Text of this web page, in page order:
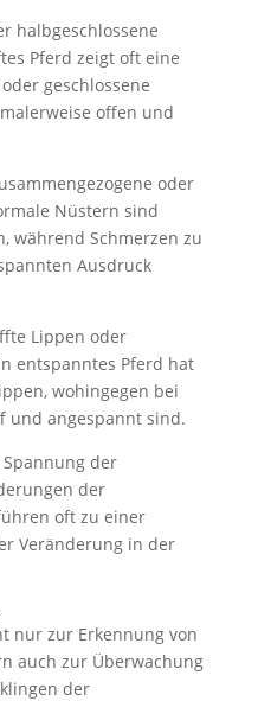
halbgeschlossene
Pferd zeigt oft eine
geschlossene
offen und
oder
Nüstern sind
während Schmerzen zu
Ausdruck
Lippen oder
entspanntes Pferd hat
wohingegen bei
und angespannt sind.
der
der
oft zu einer
Veränderung in der
nur zur Erkennung von
auch zur Überwachung
der